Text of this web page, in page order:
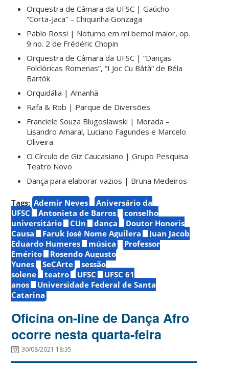
Orquestra de Câmara da UFSC | Gaúcho –
“Corta-Jaca” – Chiquinha Gonzaga
Pablo Rossi | Noturno em mi bemol maior, op.
9 no. 2 de Frédéric Chopin
Orquestra de Câmara da UFSC | “Danças
Folclóricas Romenas”, “I Joc Cu Bâtă“ de Béla
Bartók
Orquidália | Amanhã
Rafa & Rob | Parque de Diversões
Franciele Souza Blugoslawski | Morada –
Lisandro Amaral, Luciano Fagundes e Marcelo
Oliveira
O Círculo de Giz Caucasiano | Grupo Pesquisa
Teatro Novo
Dança para elaborar vazios | Bruna Medeiros
Tags: Ademir Neves
Aniversário da
UFSC
Antonieta de Barros
conselho
universitário
CUn dança
Doutor Honoris
Causa
Faruk José Nome Aguilera
Juan Jacob
Eduardo Humeres
música
Professor
Emérito
Rosendo Augusto
Yunes
SeCArte
sessão
solene
teatro UFSC
UFSC 61
anos
Universidade Federal de Santa
Catarina
Oficina on-line de Dança Afro
ocorre nesta quarta-feira
30/08/2021 18:35